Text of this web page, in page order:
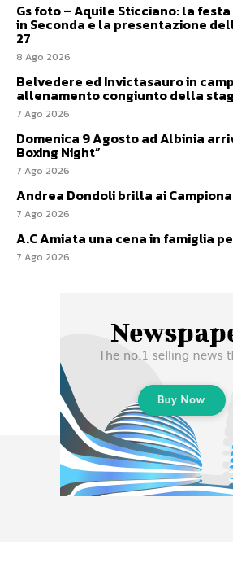
Gs foto – Aquile Sticciano: la
in Seconda e la presentazione
27
8 Ago 2026
Belvedere ed Invictasauro in
allenamento congiunto della
7 Ago 2026
Domenica 9 Agosto ad Albinia
Boxing Night”
7 Ago 2026
Andrea Dondoli brilla ai
7 Ago 2026
A.C Amiata una cena in famiglia
7 Ago 2026